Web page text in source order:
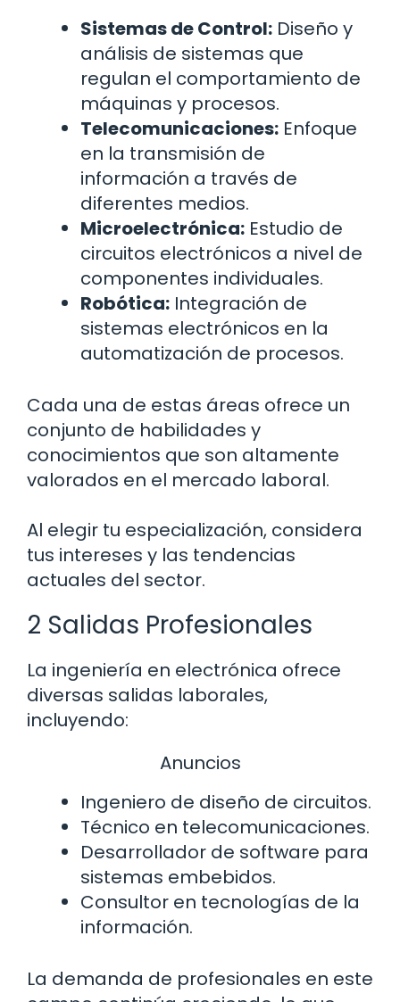
Sistemas de Control: Diseño y
análisis de sistemas que
regulan el comportamiento de
máquinas y procesos.
Telecomunicaciones: Enfoque
en la transmisión de
información a través de
diferentes medios.
Microelectrónica: Estudio de
circuitos electrónicos a nivel de
componentes individuales.
Robótica: Integración de
sistemas electrónicos en la
automatización de procesos.
Cada una de estas áreas ofrece un
conjunto de habilidades y
conocimientos que son altamente
valorados en el mercado laboral.
Al elegir tu especialización, considera
tus intereses y las tendencias
actuales del sector.
2 Salidas Profesionales
La ingeniería en electrónica ofrece
diversas salidas laborales,
incluyendo:
Anuncios
Ingeniero de diseño de circuitos.
Técnico en telecomunicaciones.
Desarrollador de software para
sistemas embebidos.
Consultor en tecnologías de la
información.
La demanda de profesionales en este